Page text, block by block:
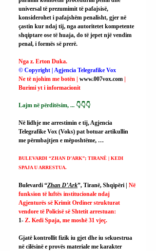
universal të prezumimit të pafajsisë,
konsiderohet i pafajshëm penalisht, gjer në
çastin kur ndaj tij, nga autoritetet kompetente
shqiptare ose të huaja, do të jepet një vendim
penal, i formës së prerë.
Nga z. Erton Duka.
© Copyright | Agjencia Telegrafike Vox
Ne të njohim me botën | www.007vox.com |
Burimi yt i informacionit
Lajm në përditësim, ... 👇👇👇
Në lidhje me arrestimin e tij, Agjencia
Telegrafike Vox (Voks) pat botuar artikullin
me përmbajtjen e mëposhtëme, …
BULEVARDI “ZHAN D’ARK”; TIRANË | KEDI
SPAJA U ARRESTUA.
Bulevardi “Zhan D’Ark”, Tiranë, Shqipëri | Në
funksion të luftës institucionale ndaj
Agjenturës së Krimit Ordiner strukturat
vendore të Policisë së Shtetit arrestuan:
1- Z. Kedi Spaja, me moshë 31 vjeç.
Gjatë kontrollit fizik iu gjet dhe iu sekuestrua
në cilësinë e provës materiale me karakter